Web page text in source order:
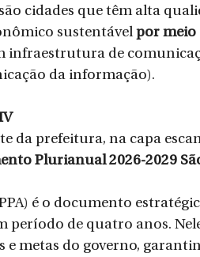
cidades que têm alta
sustentável por meio
infraestrutura de
da informação).
da prefeitura, na capa
Plurianual 2026-2029
é o documento
período de quatro anos.
e metas do governo,